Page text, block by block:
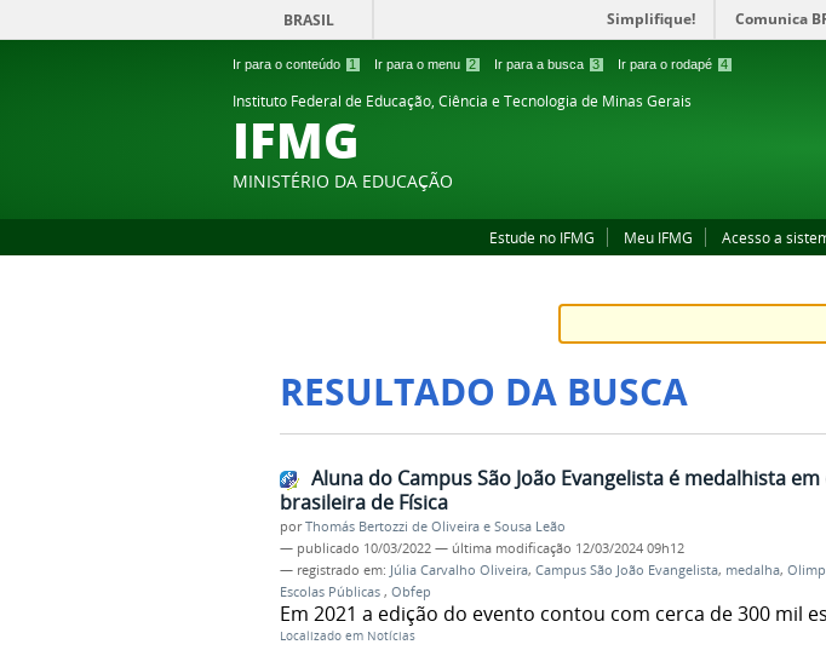
Ir para o conteúdo 1 Ir para o menu 2 Ir para a busca 3 Ir para o rodapé 4
BRASIL Simplifique! Comunica
Instituto Federal de Educação, Ciência e Tecnologia de Minas Gerais
IFMG
MINISTÉRIO DA EDUCAÇÃO
Estude no IFMG Meu IFMG Acesso a
RESULTADO DA BUSCA
Aluna do Campus São João Evangelista é medalhista
brasileira de Física
porThomás Bertozzi de Oliveira e Sousa Leão
— publicado 10/03/2022 — última modificação 12/03/2024 09h12
— registrado em: Júlia Carvalho Oliveira, Campus São João Evangelista, medalha,
Escolas Públicas , Obfep
Em 2021 a edição do evento contou com cerca de 300 mil
Localizado em Notícias